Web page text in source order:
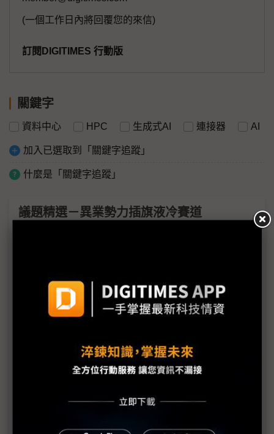
(一個工作日內將回覆您的來信)
訂閱DIGITIMES 行動版
關鍵字
資料中心 HPC 生成式AI 連接器 AI
加入已選取到「關鍵字追蹤」
什麼是「關鍵字追蹤」
議題精選－異業勢力插旗液冷賽道
液冷散熱成AI伺服器顯學 泵浦朝DC大水量邁進
Panasonic進軍液冷泵浦市場 已向台廠出貨